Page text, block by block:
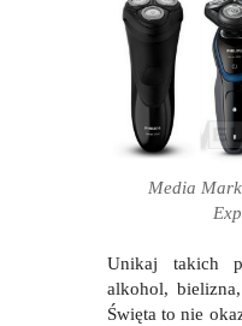
Media
Unikaj takich
alkohol,
Święta to nie